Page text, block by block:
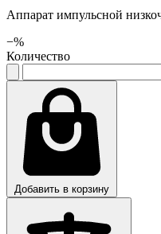
Аппарат импульсной
−%
Количество
Добавить в корзину